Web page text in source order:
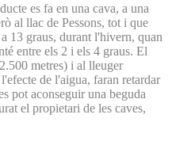
es fa en una cava, a una
al llac de Pessons, tot i que
13 graus, durant l'hivern, quan
entre els 2 i els 4 graus. El
metres) i al lleuger
de l'aigua, faran retardar
pot aconseguir una beguda
el propietari de les caves,